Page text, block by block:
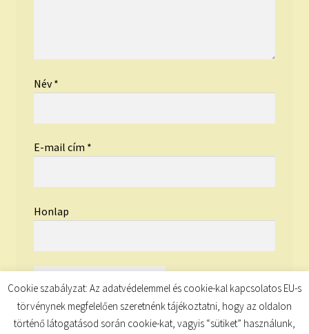
Név*
E-mail cím *
Honlap
Cookie szabályzat: Az adatvédelemmel és cookie-kal kapcsolatos EU-s
törvénynek megfelelően szeretnénk tájékoztatni, hogy az oldalon
történő látogatásod során cookie-kat, vagyis “sütiket” használunk,